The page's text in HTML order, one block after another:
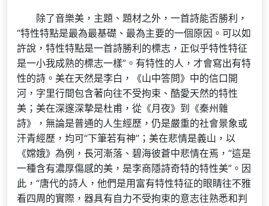
除了音樂美，主題、題材之外，一首詩能否勝利，
“特性特點是最為最基礎、最為主要的一個原因。可以如
許說，特性特點是一首詩勝利的標志，正似乎特性特征
是一小我成熟的標志一樣”。有特性的人，才會寫出有特
性的詩。美在天然是李白，《山中答問》中的信口開
河，字里行間包含著向往不受拘束、酷愛天然的特性
美；美在深邃深摯是杜甫，從《月夜》到《秦州雜
詩》，無論是普通的人生經歷，仍是嚴重的社會景象或
汗青經歷，均可“下筆若有神”；美在悲情是義山，以
《嫦娥》為例，長河漸落、碧海彼蒼中悲情在焉，“這是
一種含有濃厚傷感的美，是李商隱詩奇特的特性美”。因
此，“唐代的詩人，他們是用富有特性特征的眼睛往不雅
看四周的實際，器具有自力不受拘束的意志往熟悉和判